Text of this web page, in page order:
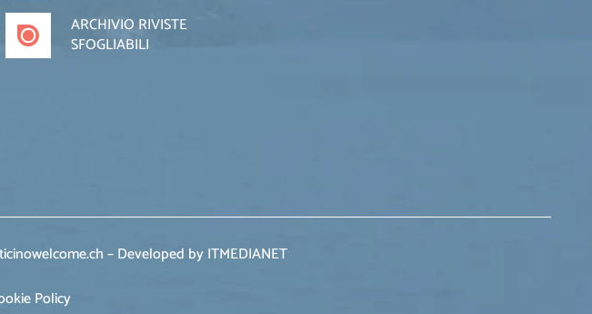
ARCHIVIO RIVISTE
SFOGLIABILI
–Developed by ITMEDIANET
Policy